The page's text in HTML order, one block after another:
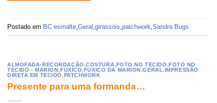
Postado em BC esmalte Geral girassóis patchwork Sandra Bugs
ALMOFADA-RECORDAÇÃO,COSTURA, FOTO NO TECIDO,FOTO NO
TECIDO - MARION, FUXICO, FUXICO DA MARION ,GERAL, IMPRESSÃO
DIRETA EM TECIDO, PATCHWORK
Presente para uma formanda…